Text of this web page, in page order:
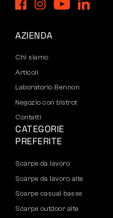
AZIENDA
Chi siamo
Articoli
Laboratorio Bennon
Negozio con bistrot
Contatti
CATEGORIE
PREFERITE
Scarpe da lavoro
Scarpe da lavoro alte
Scarpe casual basse
Scarpe outdoor alte